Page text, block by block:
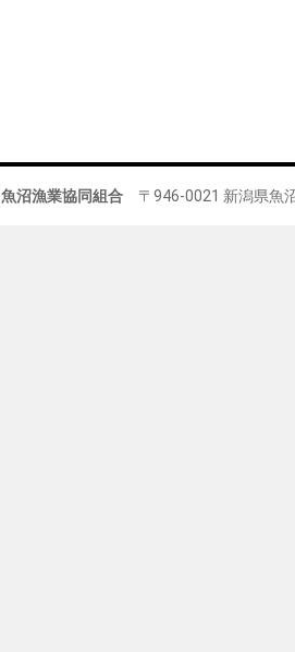
魚沼漁業協同組合 〒946-0021 新潟県魚